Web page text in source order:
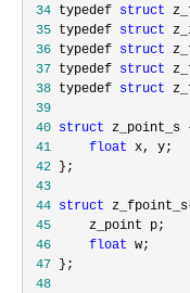
34 typedef struct
35 typedef struct
36 typedef struct
37 typedef struct
38 typedef struct
39
40 struct
41
float
42
43
44 struct
45
46
float
47
48